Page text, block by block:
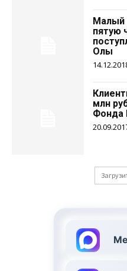
Малый
пятую
Олы
млн
Фонда